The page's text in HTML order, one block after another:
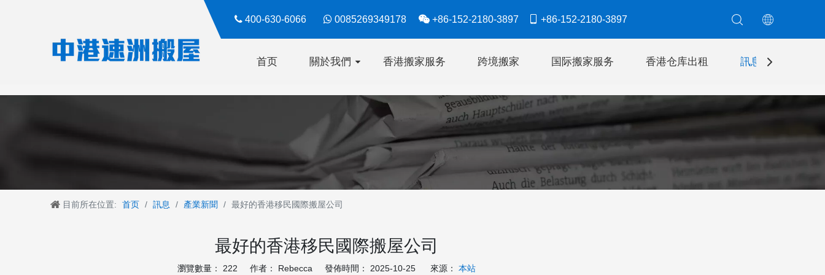
 400-630-6066  0085269349178  +86-152-2180-3897  +86-152-2180-3897​​​​​​​
首页 關於我們 香港搬家服务 跨境搬家 国际搬家服务 香港仓库出租 訊息
目前所在位置: 首页 / 訊息 / 產業新聞 / 最好的香港移民國際搬屋公司
最好的香港移民國際搬屋公司
瀏覽數量： 222 作者： Rebecca 發佈時間： 2025-10-25 來源： 本站